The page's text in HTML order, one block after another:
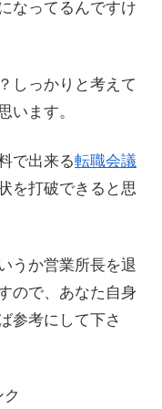
なってるんですけ
しっかりと考えて
います。
で出来る転職会議
を打破できると思
うか営業所長を退
ので、あなた自身
参考にして下さ